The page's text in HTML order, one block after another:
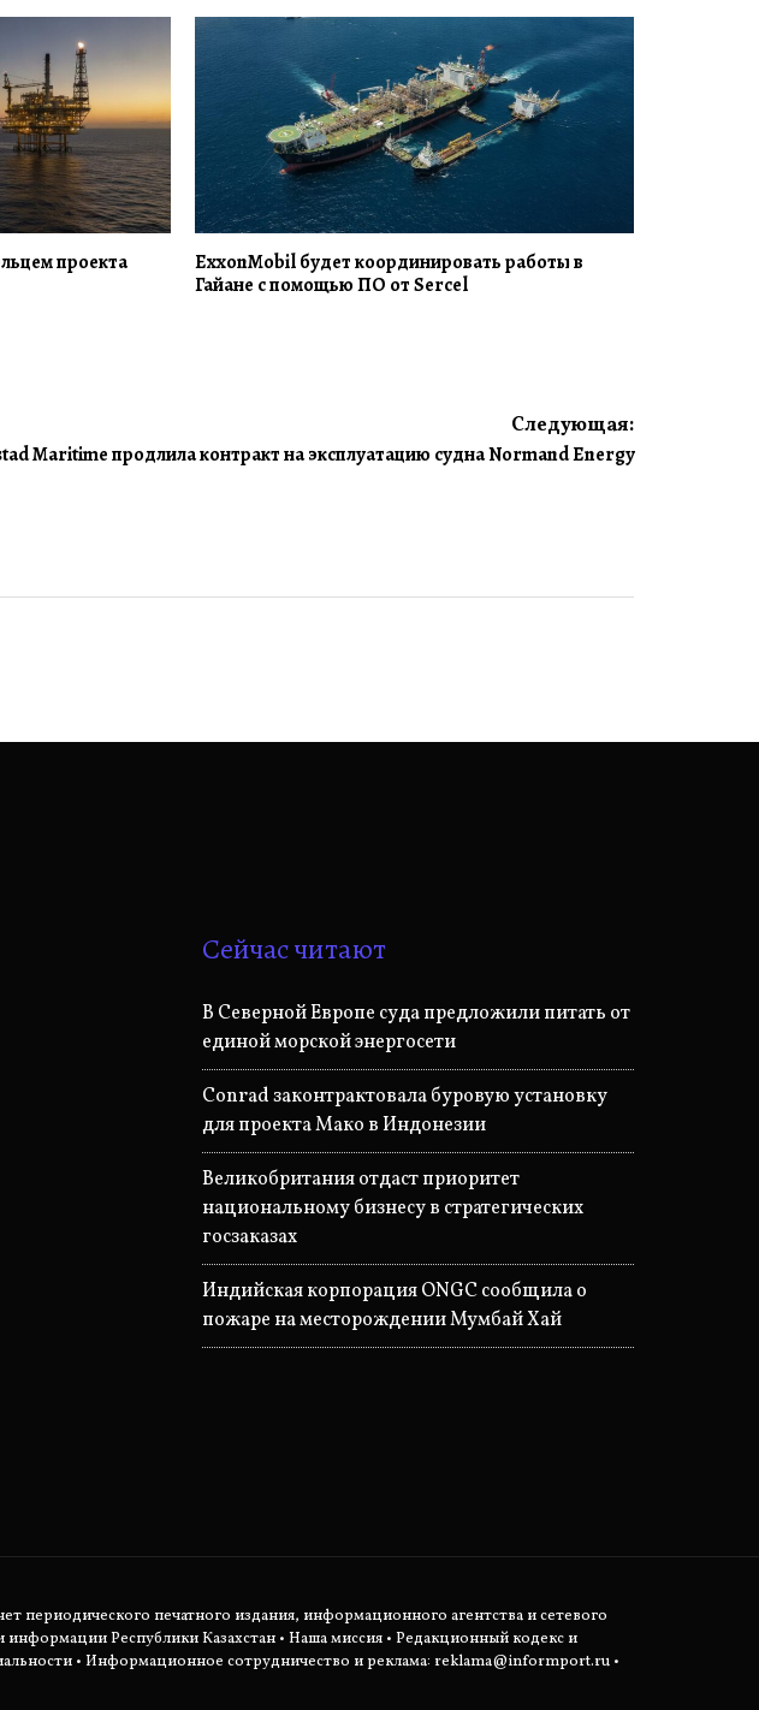
проекта
ExxonMobil будет координировать работы в
Гайане с помощью ПО от Sercel
Следующая:
Maritime продлила контракт на эксплуатацию судна Normand Energy
Сейчас читают
В Северной Европе суда предложили питать от
единой морской энергосети
Conrad законтрактовала буровую установку
для проекта Мако в Индонезии
Великобритания отдаст приоритет
национальному бизнесу в стратегических
госзаказах
Индийская корпорация ONGC сообщила о
пожаре на месторождении Мумбай Хай
печатного издания, информационного агентства и сетевого
информации Республики Казахстан •Наша миссия •Редакционный кодекс и
• Информационное сотрудничество и реклама:reklama@informport.ru •